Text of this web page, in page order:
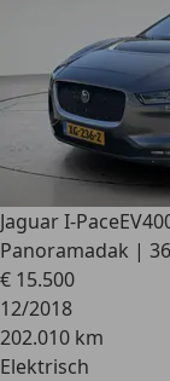
Jaguar I-Pace
Panoramadak |
€ 15.500
12/2018
202.010 km
Elektrisch